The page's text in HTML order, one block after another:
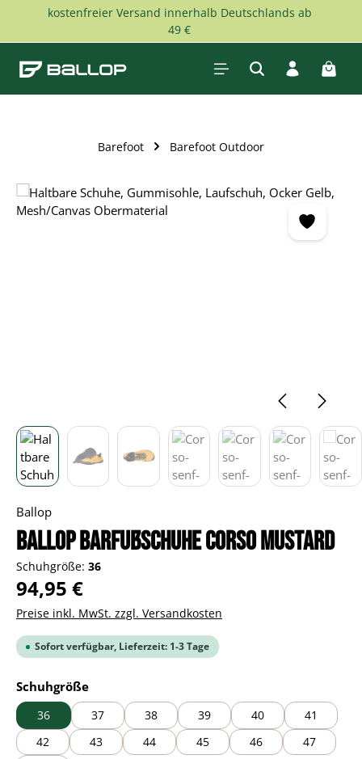
Zum Hauptinhalt springen
kostenfreier Versand innerhalb Deutschlands ab
49 €
Barefoot Barefoot Outdoor
Bildergalerie überspringen
Ballop
BALLOP Barfußschuhe Corso mustard
Schuhgröße: 36
Regulärer Preis:
94,95 €
Preise inkl. MwSt. zzgl. Versandkosten
Sofort verfügbar, Lieferzeit: 1-3 Tage
Schuhgrößeauswählen
36 37 38 39 40
41
42
43 44 45 46
47